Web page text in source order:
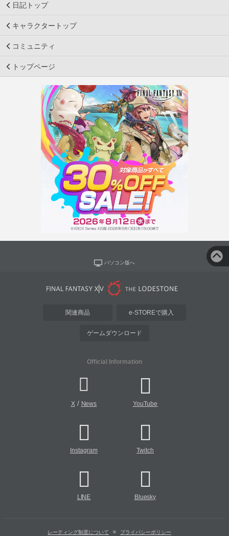
日記トップ
キャラクタートップ
コミュニティ
トップページ
パソコン版へ
関連商品 e-STOREで購入
ゲームダウンロード
Official Information
X/ News YouTube
Instagram Twitch
LINE Bluesky
レーティング制度について プライバシーポリシー